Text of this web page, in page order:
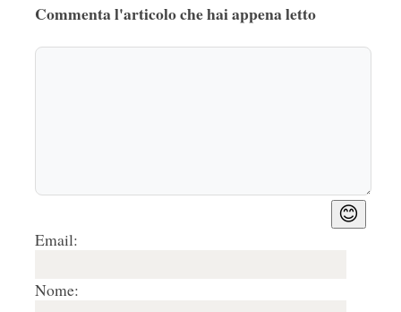
Commenta l'articolo che hai appena letto
😊
Email:
Nome: